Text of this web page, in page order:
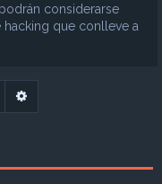
considerarse
que conlleve a
Buscar